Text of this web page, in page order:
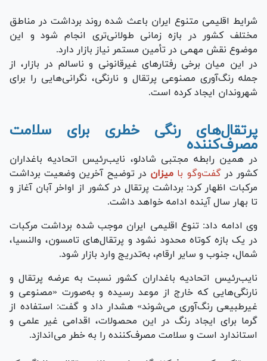
شرایط اقلیمی متنوع ایران باعث شده روند برداشت در مناطق
مختلف کشور در بازه زمانی طولانی‌تری انجام شود و این
موضوع نقش مهمی در تأمین مستمر نیاز بازار دارد.
در این میان برخی رفتارهای غیرقانونی و ناسالم در بازار، از
جمله رنگ‌آوری مصنوعی پرتقال و نارنگی، نگرانی‌هایی را برای
شهروندان ایجاد کرده است.
پرتقال‌های رنگی خطری برای سلامت
مصرف‌کننده
در همین رابطه مجتبی شادلو، نایب‌رئیس اتحادیه باغداران
کشور درگفت‌وگو با میزان در توضیح آخرین وضعیت برداشت
مرکبات اظهار کرد: برداشت پرتقال در کشور از اواخر آبان‌ آغاز و
تا بهار سال آینده ادامه خواهد داشت.
وی ادامه داد: تنوع اقلیمی ایران موجب شده برداشت مرکبات
در یک بازه کوتاه محدود نشود و پرتقال‌های تامسون، والنسیا،
شمال، جنوب و سایر ارقام، به‌تدریج وارد بازار ‌شود.
نایب‌رئیس اتحادیه باغداران کشور نسبت به عرضه پرتقال و
نارنگی‌هایی که خارج از موعد رسیده و به‌صورت «مصنوعی و
غیرطبیعی رنگ‌آوری می‌شوند» هشدار داد و گفت: استفاده از
گرما برای ایجاد رنگ در این محصولات، اقدامی غیر علمی و
استاندارد است و سلامت مصرف‌کننده را به خطر می‌اندازد.